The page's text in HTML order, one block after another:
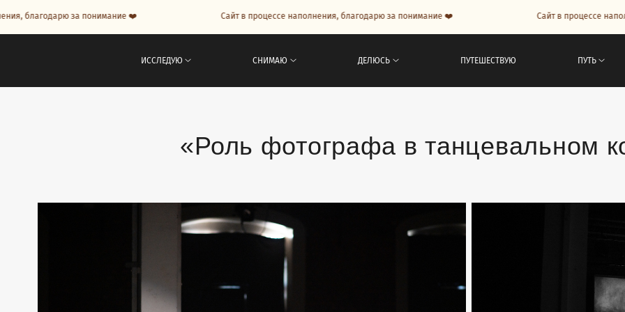
ИССЛЕДУЮ СНИМАЮ ДЕЛЮСЬ ПУТЕШЕСТВУЮ ПУТЬ
«Роль фотографа в танцевальном
за понимание ❤️ Сайт в процессе наполнения, благодарю за понимание ❤️ Сайт в процессе наполнения,